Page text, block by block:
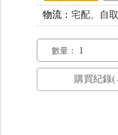
物流：宅配、自取
數量：